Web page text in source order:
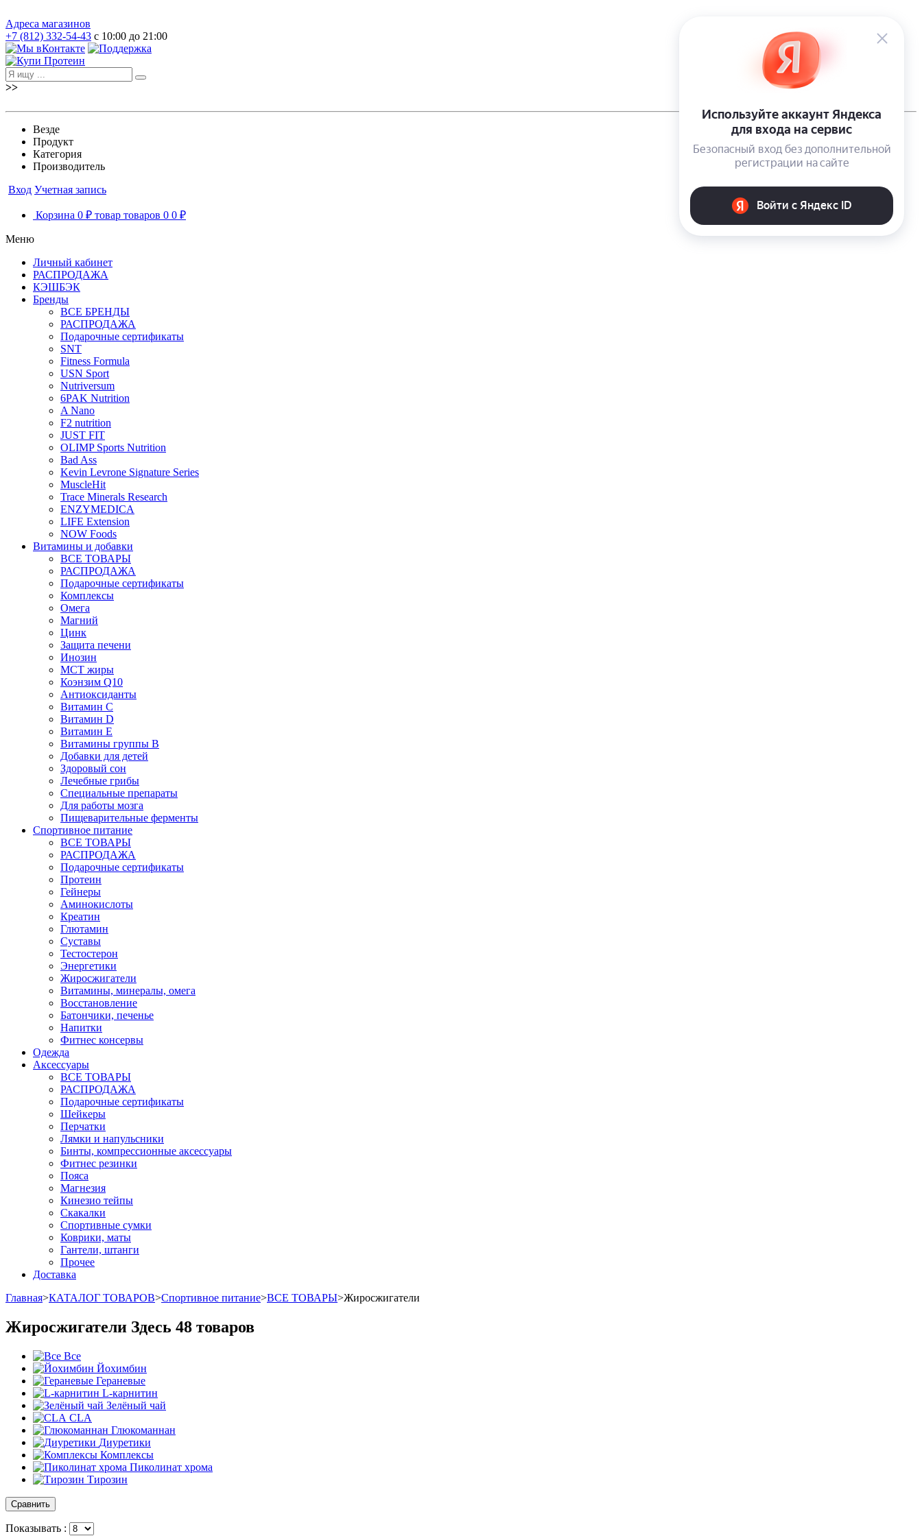
Адреса магазинов
+7 (812) 332-54-43 с 10:00 до 21:00
>>
Везде
Продукт
Категория
Производитель
Вход Учетная запись
Корзина 0 ₽ товар товаров 0 0 ₽
Меню
Личный кабинет
РАСПРОДАЖА
КЭШБЭК
Бренды
ВСЕ БРЕНДЫ
РАСПРОДАЖА
Подарочные сертификаты
SNT
Fitness Formula
USN Sport
Nutriversum
6PAK Nutrition
A Nano
F2 nutrition
JUST FIT
OLIMP Sports Nutrition
Bad Ass
Kevin Levrone Signature Series
MuscleHit
Trace Minerals Research
ENZYMEDICA
LIFE Extension
NOW Foods
Витамины и добавки
ВСЕ ТОВАРЫ
РАСПРОДАЖА
Подарочные сертификаты
Комплексы
Омега
Магний
Цинк
Защита печени
Инозин
МСТ жиры
Коэнзим Q10
Антиоксиданты
Витамин С
Витамин D
Витамин Е
Витамины группы B
Добавки для детей
Здоровый сон
Лечебные грибы
Специальные препараты
Для работы мозга
Пищеварительные ферменты
Спортивное питание
ВСЕ ТОВАРЫ
РАСПРОДАЖА
Подарочные сертификаты
Протеин
Гейнеры
Аминокислоты
Креатин
Глютамин
Суставы
Тестостерон
Энергетики
Жиросжигатели
Витамины, минералы, омега
Восстановление
Батончики, печенье
Напитки
Фитнес консервы
Одежда
Аксессуары
ВСЕ ТОВАРЫ
РАСПРОДАЖА
Подарочные сертификаты
Шейкеры
Перчатки
Лямки и напульсники
Бинты, компрессионные аксессуары
Фитнес резинки
Пояса
Магнезия
Кинезио тейпы
Скакалки
Спортивные сумки
Коврики, маты
Гантели, штанги
Прочее
Доставка
Главная>КАТАЛОГ ТОВАРОВ>Спортивное питание>ВСЕ ТОВАРЫ>Жиросжигатели
Жиросжигатели Здесь 48 товаров
Все
Йохимбин
Гераневые
L-карнитин
Зелёный чай
CLA
Глюкоманнан
Диуретики
Комплексы
Пиколинат хрома
Тирозин
Показывать :